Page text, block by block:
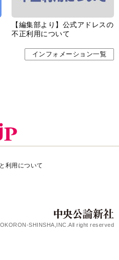
【編集部より】公式アドレスの
不正利用について
インフォメーション一覧
利用について
SHINSHA,INC.All right reserved